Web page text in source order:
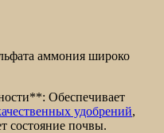
аммония широко
Обеспечивает
удобрений,
состояние почвы.